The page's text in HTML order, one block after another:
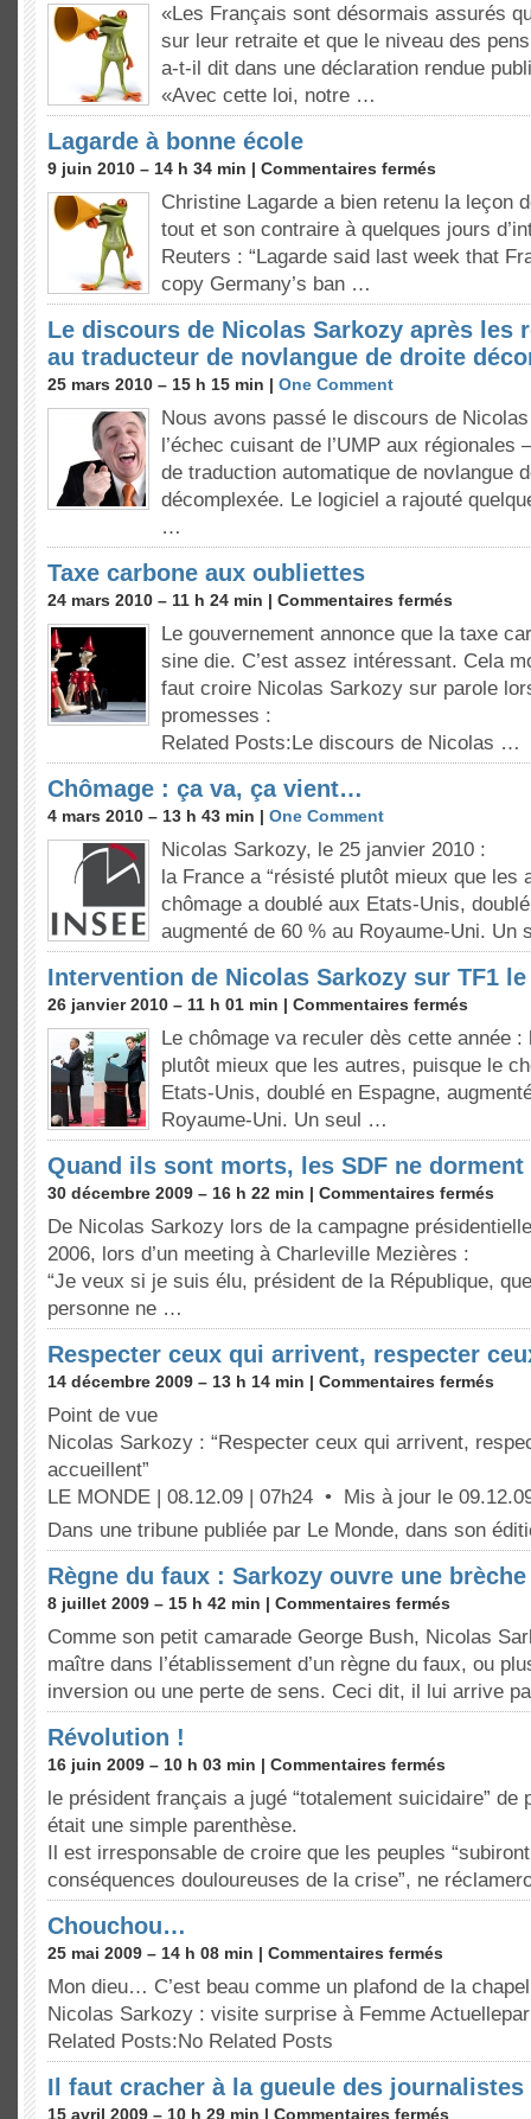
«Les Français sont désormais assurés
sur leur retraite et que le niveau des
a-t-il dit dans une déclaration rendue
«Avec cette loi, notre …
Lagarde à bonne école
9 juin 2010 – 14 h 34 min | Commentaires fermés
Christine Lagarde a bien retenu la leçon
tout et son contraire à quelques jours
Reuters : “Lagarde said last week that
copy Germany’s ban …
Le discours de Nicolas Sarkozy après les
au traducteur de novlangue de droite
25 mars 2010 – 15 h 15 min | One Comment
Nous avons passé le discours de
l’échec cuisant de l’UMP aux régionales
de traduction automatique de novlangue
décomplexée. Le logiciel a rajouté
…
Taxe carbone aux oubliettes
24 mars 2010 – 11 h 24 min | Commentaires fermés
Le gouvernement annonce que la taxe
sine die. C’est assez intéressant. Cela
faut croire Nicolas Sarkozy sur parole
promesses :
Related Posts:Le discours de Nicolas …
Chômage : ça va, ça vient…
4 mars 2010 – 13 h 43 min | One Comment
Nicolas Sarkozy, le 25 janvier 2010 :
la France a “résisté plutôt mieux que les
chômage a doublé aux Etats-Unis,
augmenté de 60 % au Royaume-Uni.
Intervention de Nicolas Sarkozy sur TF1
26 janvier 2010 – 11 h 01 min | Commentaires fermés
Le chômage va reculer dès cette année :
plutôt mieux que les autres, puisque le
Etats-Unis, doublé en Espagne,
Royaume-Uni. Un seul …
Quand ils sont morts, les SDF ne
30 décembre 2009 – 16 h 22 min | Commentaires fermés
De Nicolas Sarkozy lors de la campagne
2006, lors d’un meeting à Charleville Mezières :
“Je veux si je suis élu, président de la République,
personne ne …
Respecter ceux qui arrivent, respecter
14 décembre 2009 – 13 h 14 min | Commentaires fermés
Point de vue
Nicolas Sarkozy : “Respecter ceux qui arrivent,
accueillent”
LE MONDE | 08.12.09 | 07h24 • Mis à jour le
Dans une tribune publiée par Le Monde, dans son
Règne du faux : Sarkozy ouvre une brèche
8 juillet 2009 – 15 h 42 min | Commentaires fermés
Comme son petit camarade George Bush, Nicolas
maître dans l’établissement d’un règne du faux, ou
inversion ou une perte de sens. Ceci dit, il lui arrive
Révolution !
16 juin 2009 – 10 h 03 min | Commentaires fermés
le président français a jugé “totalement suicidaire” de
était une simple parenthèse.
Il est irresponsable de croire que les peuples
conséquences douloureuses de la crise”, ne
Chouchou…
25 mai 2009 – 14 h 08 min | Commentaires fermés
Mon dieu… C’est beau comme un plafond de la
Nicolas Sarkozy : visite surprise à Femme
Related Posts:No Related Posts
Il faut cracher à la gueule des journalistes
15 avril 2009 – 10 h 29 min | Commentaires fermés